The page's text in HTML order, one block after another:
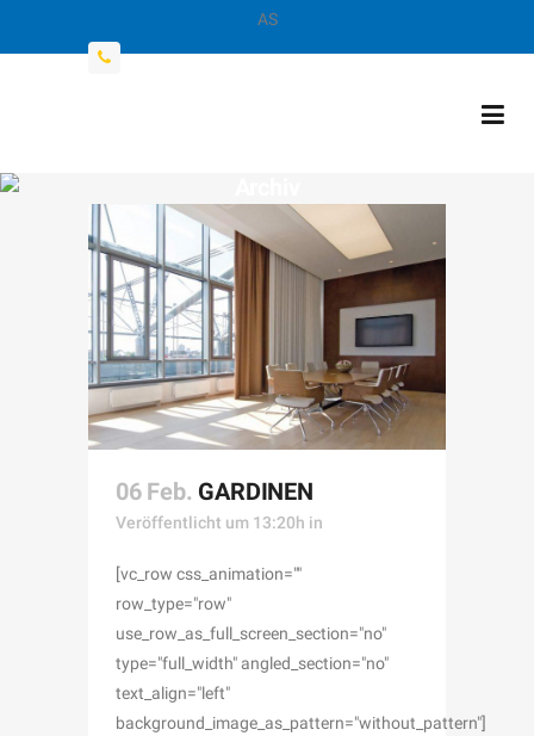
AS
06 Feb. GARDINEN
Veröffentlicht um 13:20h in
[vc_row css_animation=""
row_type="row"
use_row_as_full_screen_section="no"
type="full_width" angled_section="no"
text_align="left"
background_image_as_pattern="without_pattern"]